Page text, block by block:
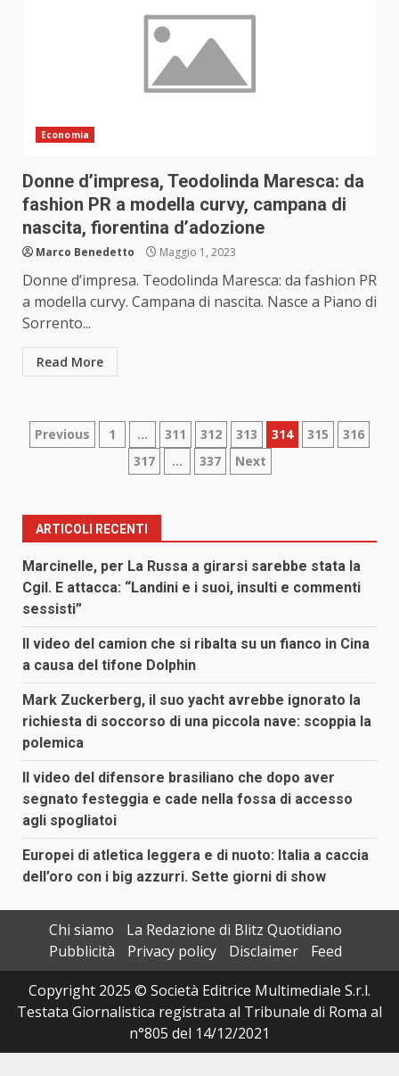
Economia
Donne d’impresa, Teodolinda Maresca: da
fashion PR a modella curvy, campana di
nascita, fiorentina d’adozione
Marco Benedetto Maggio 1, 2023
Donne d’impresa. Teodolinda Maresca: da fashion PR
a modella curvy. Campana di nascita. Nasce a Piano di
Sorrento...
Read More
Paginazione
articoli
Previous 1 … 311 312 313 314 315
316
317
… 337 Next
ARTICOLI RECENTI
Marcinelle, per La Russa a girarsi sarebbe stata la
Cgil. E attacca: “Landini e i suoi, insulti e commenti
sessisti”
Il video del camion che si ribalta su un fianco in Cina
a causa del tifone Dolphin
Mark Zuckerberg, il suo yacht avrebbe ignorato la
richiesta di soccorso di una piccola nave: scoppia la
polemica
Il video del difensore brasiliano che dopo aver
segnato festeggia e cade nella fossa di accesso
agli spogliatoi
Europei di atletica leggera e di nuoto: Italia a caccia
dell’oro con i big azzurri. Sette giorni di show
Chi siamo
La Redazione di Blitz Quotidiano
Pubblicità
Privacy policy Disclaimer
Feed
Copyright 2025 © Società Editrice Multimediale S.r.l.
Testata Giornalistica registrata al Tribunale di Roma al
n°805 del 14/12/2021